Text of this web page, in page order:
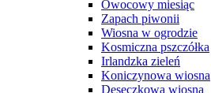
Owocowy miesiąc
Zapach piwonii
Wiosna w ogrodzie
Kosmiczna pszczółka
Irlandzka zieleń
Koniczynowa wiosna
Deseczkowa wiosna